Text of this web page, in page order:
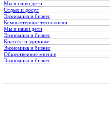
Мы и наши дети
Отдых и досуг
Экономика и бизнес
Компьютерные технологии
Мы и наши дети
Экономика и бизнес
Красота и здоровье
Экономика и бизнес
Общественное мнение
Экономика и бизнес